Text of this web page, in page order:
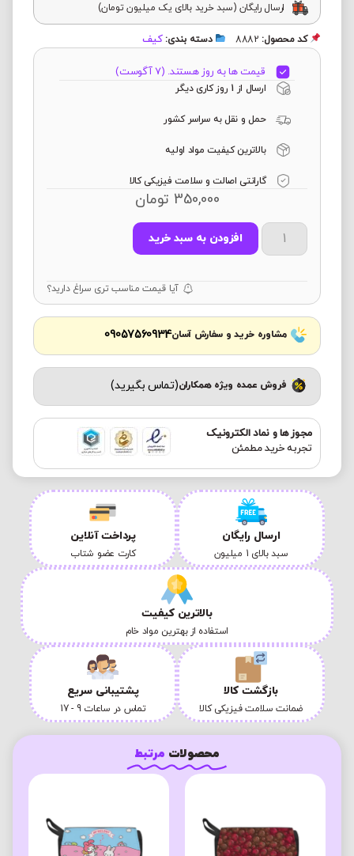
ارسال رایگان (سبد خرید بالای یک میلیون تومان)
کد محصول: 8882 دسته بندی: کیف
قیمت ها به روز هستند. (7 آگوست)
ارسال از 1 روز کاری دیگر
حمل و نقل به سراسر کشور
بالاترین کیفیت مواد اولیه
گارانتی اصالت و سلامت فیزیکی کالا
350,000 تومان
افزودن به سبد خرید
آیا قیمت مناسب تری سراغ دارید؟
مشاوره خرید و سفارش آسان09057560934
فروش عمده ویژه همکاران(تماس بگیرید)
مجوز ها و نماد الکترونیک
تجربه خرید مطمئن
ارسال رایگان
سبد بالای 1 میلیون
پرداخت آنلاین
کارت عضو شتاب
بالاترین کیفیت
استفاده از بهترین مواد خام
بازگشت کالا
ضمانت سلامت فیزیکی کالا
پشتیبانی سریع
تماس در ساعات 9 - 17
محصولات مرتبط